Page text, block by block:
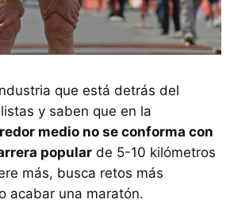
que está detrás del
y saben que en la
medio no se conforma con
popular de 5-10 kilómetros
más, busca retos más
acabar una maratón.